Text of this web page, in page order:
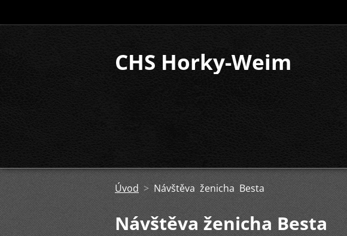
CHS Horky-Weim
Úvod > Návštěva ženicha Besta
Návštěva ženicha Besta